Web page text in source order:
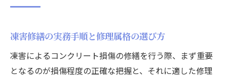
凍害修繕の実務手順と修理属格の選び方
凍害によるコンクリート損傷の修繕を行う際、まず重要
となるのが損傷程度の正確な把握と、それに適した修理